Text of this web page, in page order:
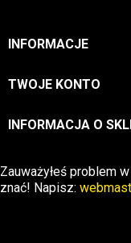
INFORMACJE
TWOJE KONTO
INFORMACJA O
Zauważyłeś problem
znać! Napisz: